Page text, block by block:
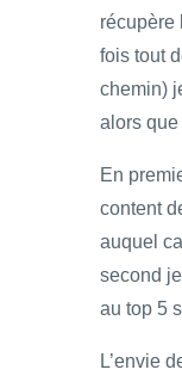
récupère
fois tout
chemin)
alors que
En
content
auquel
second
au top 5
L’envie